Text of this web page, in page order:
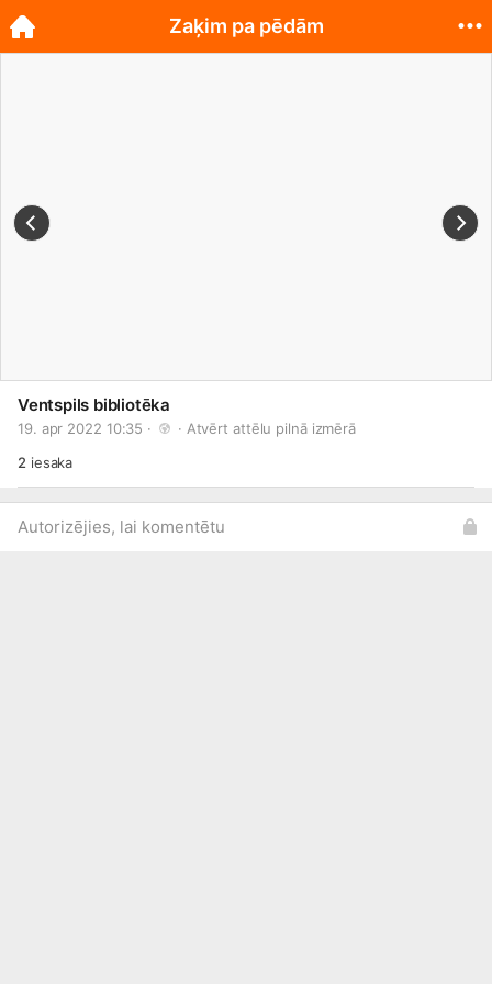
Ventspils bibliotēka
19. apr 2022 10:35 · · Atvērt attēlu pilnā izmērā
2 iesaka
Autorizējies, lai komentētu
Zaķim pa pēdām